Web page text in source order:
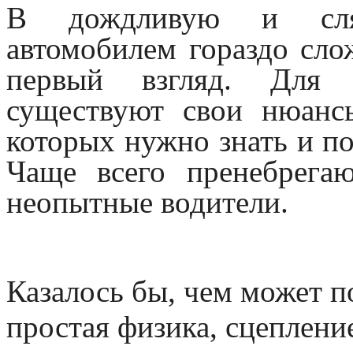
В дождливую и
автомобилем гораздо
первый взгляд. Для
существуют свои
которых нужно знать и
Чаще всего
неопытные водители.
Казалось бы, чем может
простая физика,